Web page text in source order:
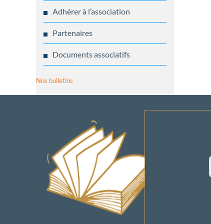
Adhérer à l’association
Partenaires
Documents associatifs
Nos bulletins